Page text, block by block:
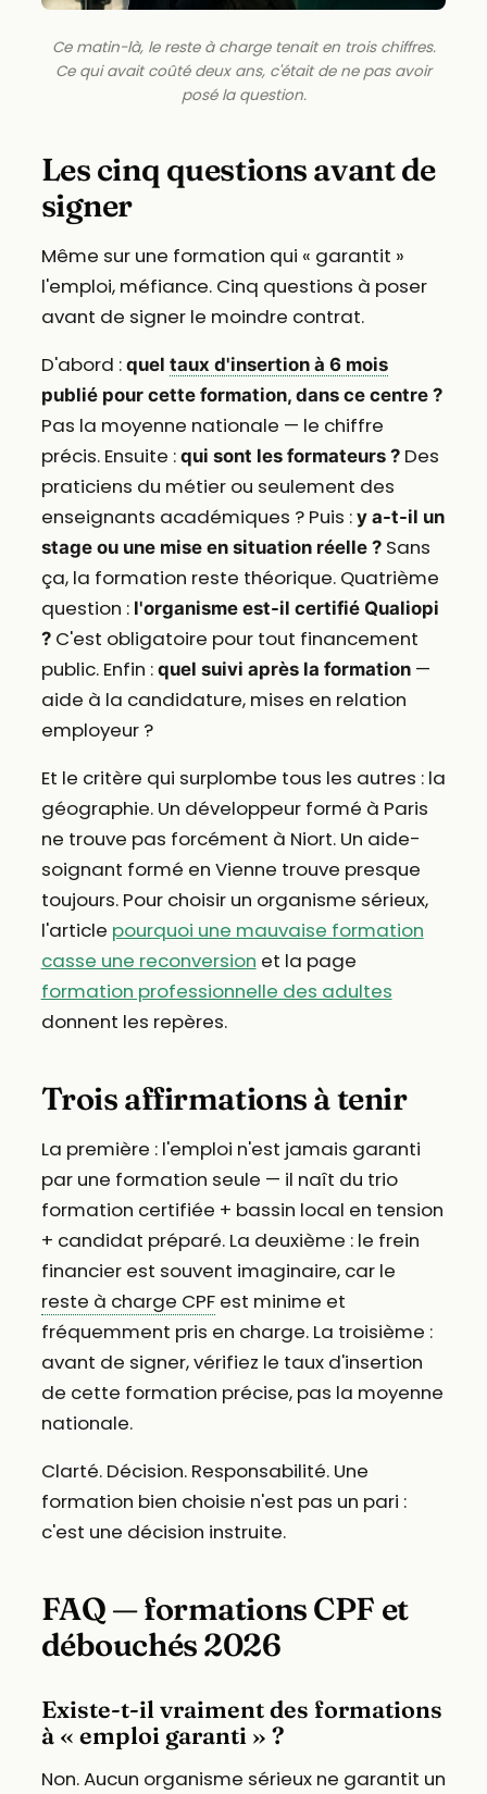
Ce matin-là, le reste à charge tenait en trois chiffres.
Ce qui avait coûté deux ans, c'était de ne pas avoir
posé la question.
Les cinq questions avant de
signer
Même sur une formation qui « garantit »
l'emploi, méfiance. Cinq questions à poser
avant de signer le moindre contrat.
D'abord : quel taux d'insertion à 6 mois
publié pour cette formation, dans ce centre ?
Pas la moyenne nationale — le chiffre
précis. Ensuite : qui sont les formateurs ?Des
praticiens du métier ou seulement des
enseignants académiques ? Puis : y a-t-il un
stage ou une mise en situation réelle ?Sans
ça, la formation reste théorique. Quatrième
question : l'organisme est-il certifié Qualiopi
?C'est obligatoire pour tout financement
public. Enfin : quel suivi après la formation—
aide à la candidature, mises en relation
employeur ?
Et le critère qui surplombe tous les autres : la
géographie. Un développeur formé à Paris
ne trouve pas forcément à Niort. Un aide-
soignant formé en Vienne trouve presque
toujours. Pour choisir un organisme sérieux,
l'article pourquoi une mauvaise formation
casse une reconversion et la page
formation professionnelle des adultes
donnent les repères.
Trois affirmations à tenir
La première : l'emploi n'est jamais garanti
par une formation seule — il naît du trio
formation certifiée + bassin local en tension
+ candidat préparé. La deuxième : le frein
financier est souvent imaginaire, car le
reste à charge CPFest minime et
fréquemment pris en charge. La troisième :
avant de signer, vérifiez le taux d'insertion
de cette formation précise, pas la moyenne
nationale.
Clarté. Décision. Responsabilité. Une
formation bien choisie n'est pas un pari :
c'est une décision instruite.
FAQ — formations CPF et
débouchés 2026
Existe-t-il vraiment des formations
à « emploi garanti » ?
Non. Aucun organisme sérieux ne garantit un